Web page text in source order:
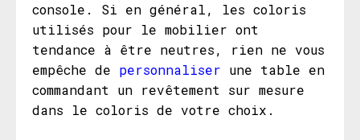
console. Si en général, les coloris
utilisés pour le mobilier ont
tendance à être neutres, rien ne vous
empêche de personnaliser une table en
commandant un revêtement sur mesure
dans le coloris de votre choix.